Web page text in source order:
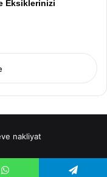
Eksiklerinizi
nakliyat